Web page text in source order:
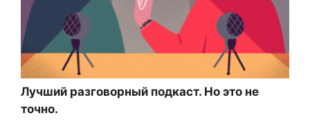
Лучший разговорный подкаст. Но это не
точно.